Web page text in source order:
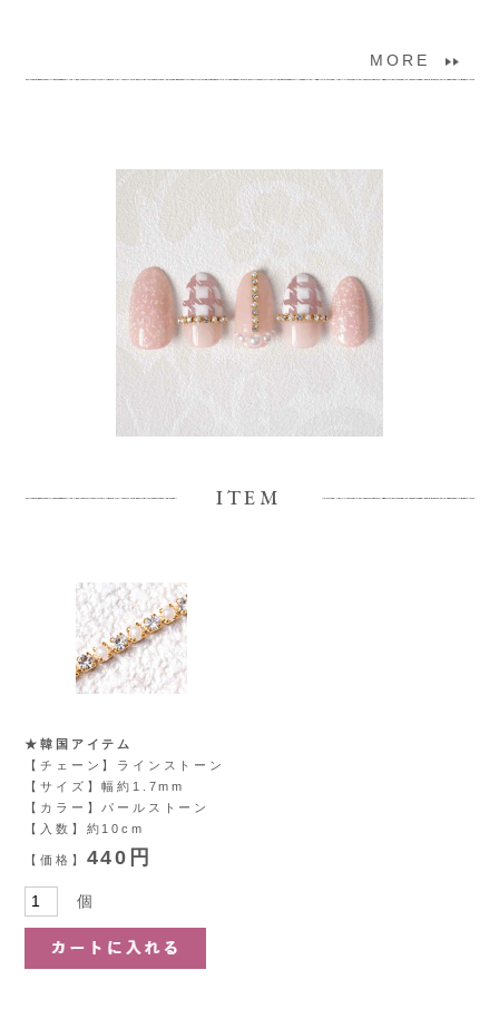
MORE
ITEM
★韓国アイテム
【チェーン】ラインストーン
【サイズ】幅約1.7mm
【カラー】パールストーン
【入数】約10cm
【価格】 440円
個